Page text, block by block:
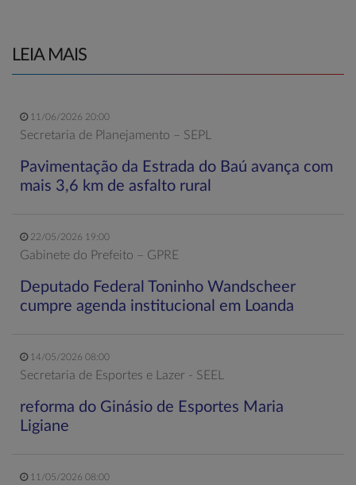
LEIA MAIS
11/06/2026 20:00
Secretaria de Planejamento – SEPL
Pavimentação da Estrada do Baú avança com
mais 3,6 km de asfalto rural
22/05/2026 19:00
Gabinete do Prefeito – GPRE
Deputado Federal Toninho Wandscheer
cumpre agenda institucional em Loanda
14/05/2026 08:00
Secretaria de Esportes e Lazer - SEEL
reforma do Ginásio de Esportes Maria
Ligiane
11/05/2026 08:00